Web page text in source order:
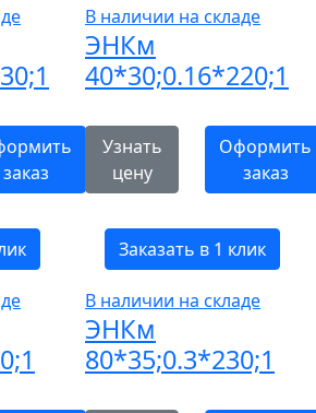
заказ
В наличии на складе
ЭНКм
40*30;0.16*220;1
Узнать
цену
Оформить
заказ
Заказать в 1 клик
В наличии на складе
ЭНКм
80*35;0.3*230;1